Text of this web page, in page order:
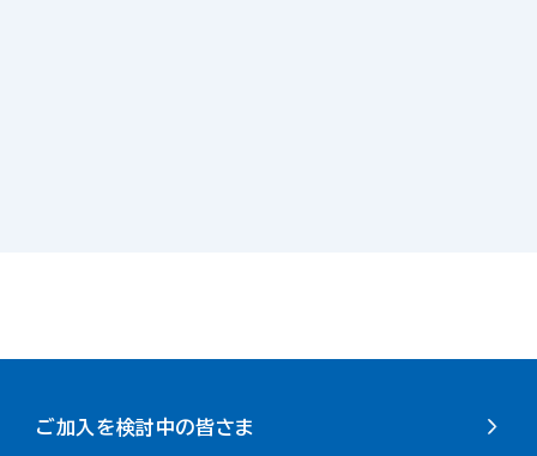
ご加入を検討中の皆さま